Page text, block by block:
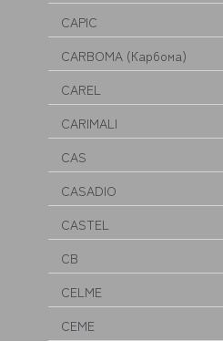
CAPIC
CARBOMA (Карбома)
CAREL
CARIMALI
CAS
CASADIO
CASTEL
CB
CELME
CEME